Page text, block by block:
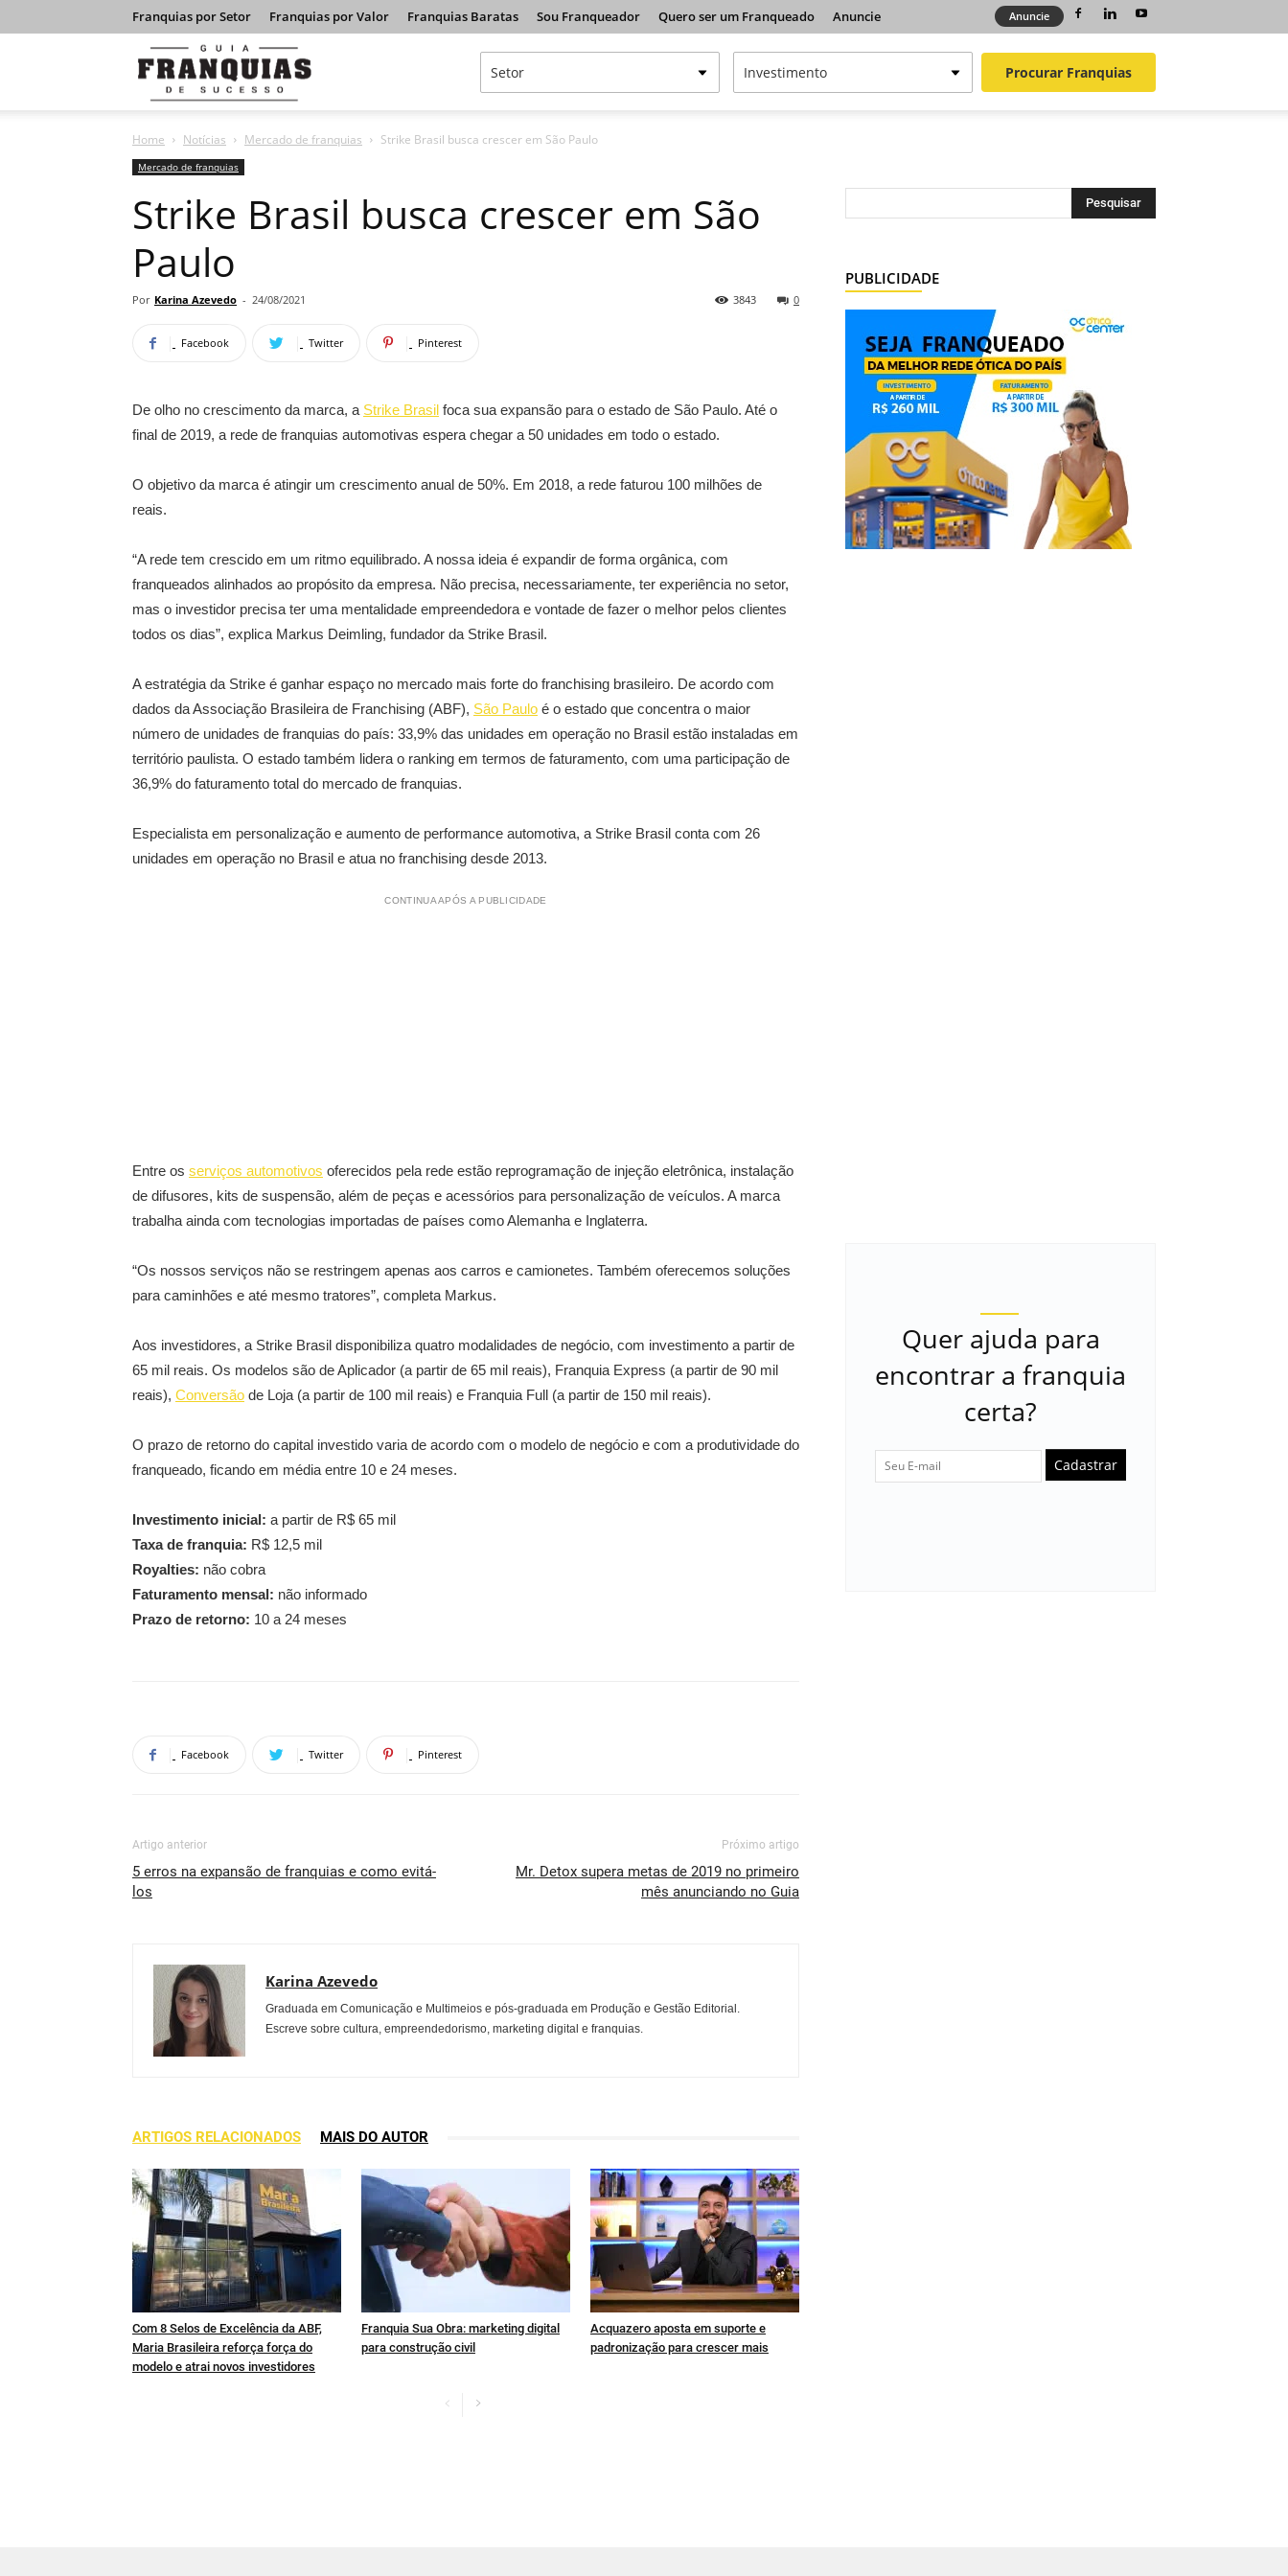
Franquias por Setor Franquias por Valor Franquias Baratas Sou Franqueador Quero ser um Franqueado Anuncie Anuncie
Franquias
de
Procurar Franquias
Home Notícias Mercado de franquias Strike Brasil busca crescer em São Paulo
Mercado de franquias
Strike Brasil busca crescer em São
Paulo
Por Karina Azevedo - 24/08/2021 0
3843
Facebook Twitter Pinterest
De olho no crescimento da marca, a Strike Brasil foca sua expansão para o estado de São Paulo. Até o
final de 2019, a rede de franquias automotivas espera chegar a 50 unidades em todo o estado.
O objetivo da marca é atingir um crescimento anual de 50%. Em 2018, a rede faturou 100 milhões de
reais.
“A rede tem crescido em um ritmo equilibrado. A nossa ideia é expandir de forma orgânica, com
franqueados alinhados ao propósito da empresa. Não precisa, necessariamente, ter experiência no setor,
mas o investidor precisa ter uma mentalidade empreendedora e vontade de fazer o melhor pelos clientes
todos os dias”, explica Markus Deimling, fundador da Strike Brasil.
A estratégia da Strike é ganhar espaço no mercado mais forte do franchising brasileiro. De acordo com
dados da Associação Brasileira de Franchising (ABF), São Paulo é o estado que concentra o maior
número de unidades de franquias do país: 33,9% das unidades em operação no Brasil estão instaladas em
território paulista. O estado também lidera o ranking em termos de faturamento, com uma participação de
36,9% do faturamento total do mercado de franquias.
Especialista em personalização e aumento de performance automotiva, a Strike Brasil conta com 26
unidades em operação no Brasil e atua no franchising desde 2013.
CONTINUA APÓS A PUBLICIDADE
Entre os serviços automotivos oferecidos pela rede estão reprogramação de injeção eletrônica, instalação
de difusores, kits de suspensão, além de peças e acessórios para personalização de veículos. A marca
trabalha ainda com tecnologias importadas de países como Alemanha e Inglaterra.
“Os nossos serviços não se restringem apenas aos carros e camionetes. Também oferecemos soluções
para caminhões e até mesmo tratores”, completa Markus.
Aos investidores, a Strike Brasil disponibiliza quatro modalidades de negócio, com investimento a partir de
65 mil reais. Os modelos são de Aplicador (a partir de 65 mil reais), Franquia Express (a partir de 90 mil
reais), Conversão de Loja (a partir de 100 mil reais) e Franquia Full (a partir de 150 mil reais).
O prazo de retorno do capital investido varia de acordo com o modelo de negócio e com a produtividade do
franqueado, ficando em média entre 10 e 24 meses.
Investimento inicial: a partir de R$ 65 mil
Taxa de franquia: R$ 12,5 mil
Royalties: não cobra
Faturamento mensal: não informado
Prazo de retorno: 10 a 24 meses
Facebook Twitter Pinterest
Artigo anterior
5 erros na expansão de franquias e como evitá-
los
Próximo artigo
Mr. Detox supera metas de 2019 no primeiro
mês anunciando no Guia
Karina Azevedo
Graduada em Comunicação e Multimeios e pós-graduada em Produção e Gestão Editorial.
Escreve sobre cultura, empreendedorismo, marketing digital e franquias.
ARTIGOS RELACIONADOS MAIS DO AUTOR
Com 8 Selos de Excelência da ABF,
Maria Brasileira reforça força do
modelo e atrai novos investidores
Franquia Sua Obra: marketing digital
para construção civil
Acquazero aposta em suporte e
padronização para crescer mais
PUBLICIDADE
Quer ajuda para
encontrar a franquia
certa?
Cadastrar